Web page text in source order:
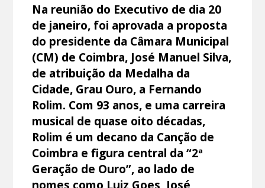
Na reunião do Executivo de dia 20
de janeiro, foi aprovada a proposta
do presidente da Câmara Municipal
(CM) de Coimbra, José Manuel Silva,
de atribuição da Medalha da
Cidade, Grau Ouro, a Fernando
Rolim. Com 93 anos, e uma carreira
musical de quase oito décadas,
Rolim é um decano da Canção de
Coimbra e figura central da “2ª
Geração de Ouro”, ao lado de
nomes como Luiz Goes, José